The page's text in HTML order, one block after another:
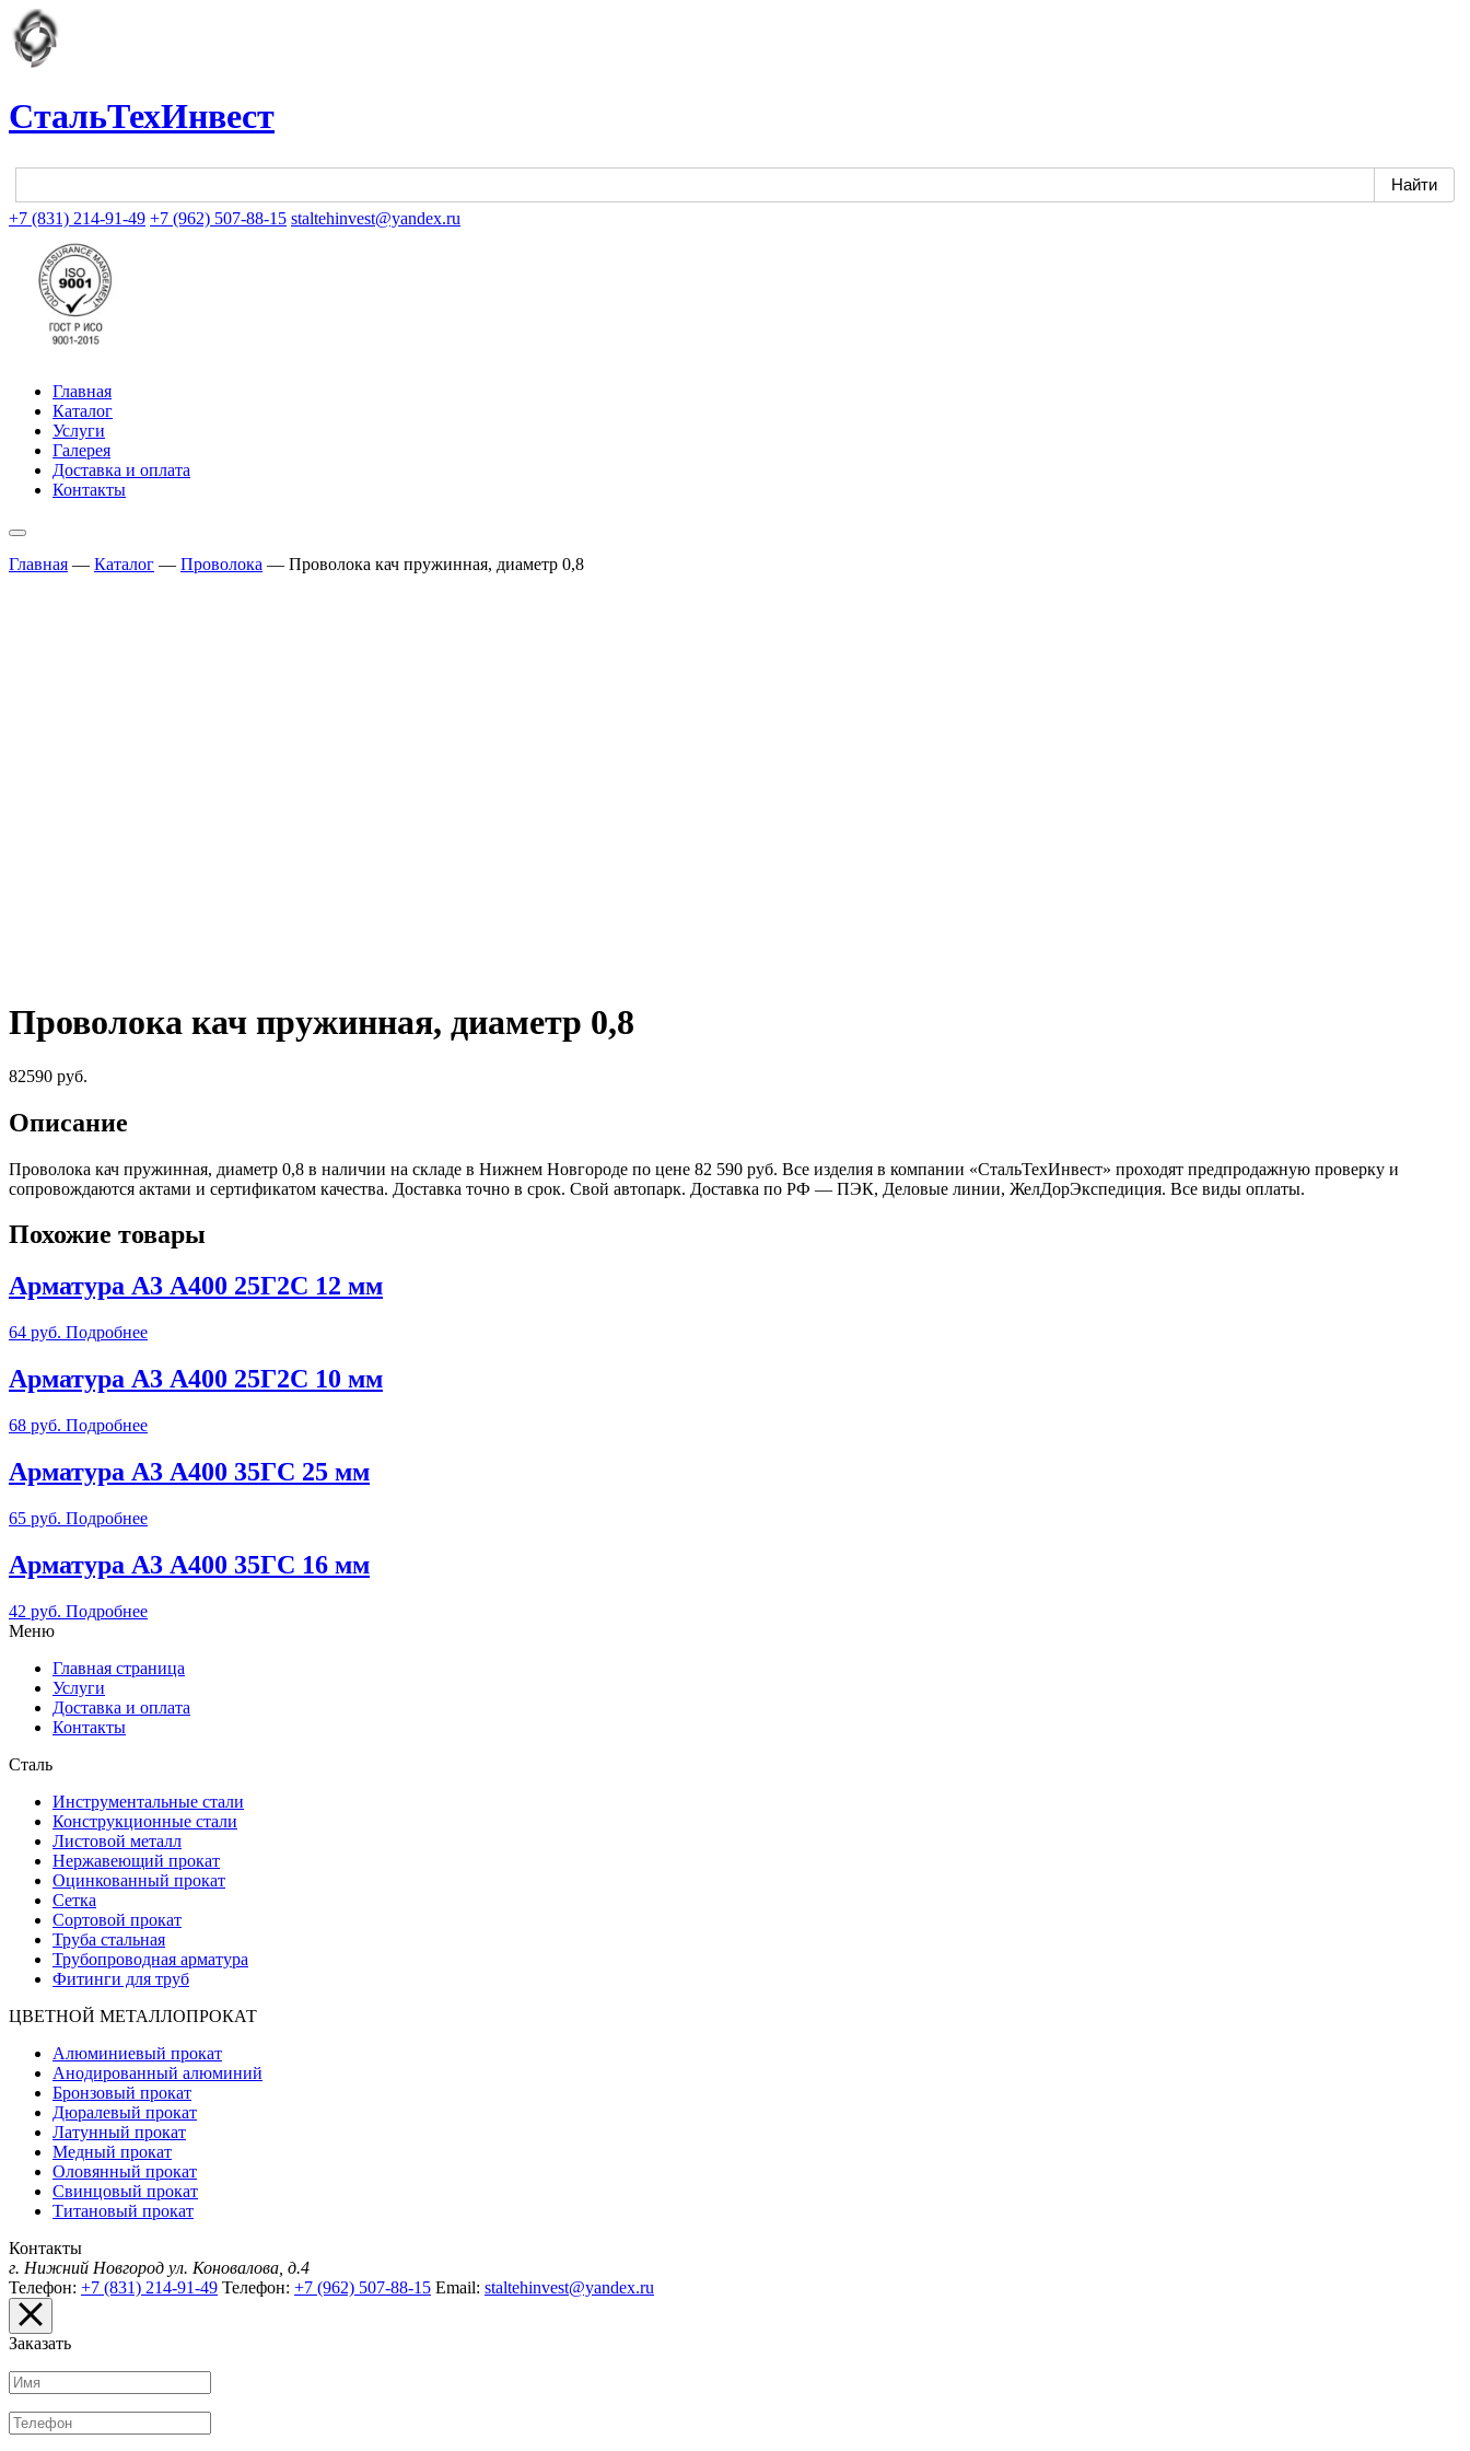
СтальТехИнвест
+7 (831) 214-91-49 +7 (962) 507-88-15 staltehinvest@yandex.ru
Главная
Каталог
Услуги
Галерея
Доставка и оплата
Контакты
Главная — Каталог — Проволока — Проволока кач пружинная, диаметр 0,8
Проволока кач пружинная, диаметр 0,8
82590 руб.
Описание
Проволока кач пружинная, диаметр 0,8 в наличии на складе в Нижнем Новгороде по цене 82 590 руб. Все изделия в компании «СтальТехИнвест» проходят предпродажную проверку и
сопровождаются актами и сертификатом качества. Доставка точно в срок. Свой автопарк. Доставка по РФ — ПЭК, Деловые линии, ЖелДорЭкспедиция. Все виды оплаты.
Похожие товары
Арматура А3 А400 25Г2С 12 мм
64 руб. Подробнее
Арматура А3 А400 25Г2С 10 мм
68 руб. Подробнее
Арматура А3 А400 35ГС 25 мм
65 руб. Подробнее
Арматура А3 А400 35ГС 16 мм
42 руб. Подробнее
Меню
Главная страница
Услуги
Доставка и оплата
Контакты
Сталь
Инструментальные стали
Конструкционные стали
Листовой металл
Нержавеющий прокат
Оцинкованный прокат
Сетка
Сортовой прокат
Труба стальная
Трубопроводная арматура
Фитинги для труб
ЦВЕТНОЙ МЕТАЛЛОПРОКАТ
Алюминиевый прокат
Анодированный алюминий
Бронзовый прокат
Дюралевый прокат
Латунный прокат
Медный прокат
Оловянный прокат
Свинцовый прокат
Титановый прокат
Контакты
г. Нижний Новгород ул. Коновалова, д.4
Телефон: +7 (831) 214-91-49 Телефон: +7 (962) 507-88-15 Email: staltehinvest@yandex.ru
Заказать